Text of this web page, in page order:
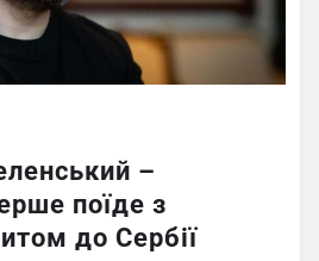
–
поїде з
до Сербії